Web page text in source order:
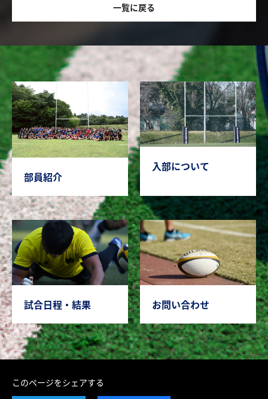
一覧に戻る
部員紹介
入部について
試合日程・結果 お問い合わせ
このページをシェアする